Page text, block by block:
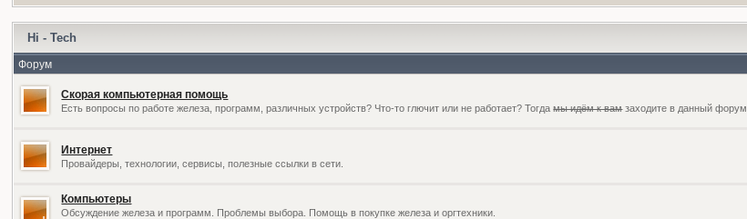
Hi - Tech
Форум
Скорая компьютерная помощь
Есть вопросы по работе железа, программ, различных устройств? Что-то глючит или не работает? Тогдамы идём к вамзаходите в данный форум.
Интернет
Провайдеры, технологии, сервисы, полезные ссылки в сети.
Компьютеры
Обсуждение железа и программ. Проблемы выбора. Помощь в покупке железа и оргтехники.